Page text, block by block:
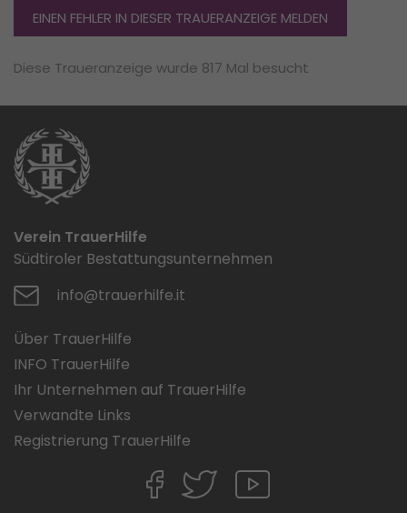
EINEN FEHLER IN DIESER TRAUERANZEIGE MELDEN
Diese Traueranzeige wurde 817 Mal besucht
Verein TrauerHilfe
Südtiroler Bestattungsunternehmen
info@trauerhilfe.it
Über TrauerHilfe
INFO TrauerHilfe
Ihr Unternehmen auf TrauerHilfe
Verwandte Links
Registrierung TrauerHilfe